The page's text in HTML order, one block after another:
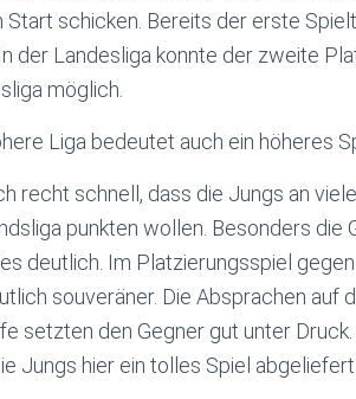
Start schicken. Bereits der erste
der Landesliga konnte der zweite
möglich.
Liga bedeutet auch ein höheres
recht schnell, dass die Jungs an
punkten wollen. Besonders die
deutlich. Im Platzierungsspiel
souveräner. Die Absprachen auf
setzten den Gegner gut unter
Jungs hier ein tolles Spiel abgeliefert.